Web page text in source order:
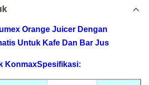
Orange Juicer Dengan
Untuk Kafe Dan Bar Jus
KonmaxSpesifikasi: